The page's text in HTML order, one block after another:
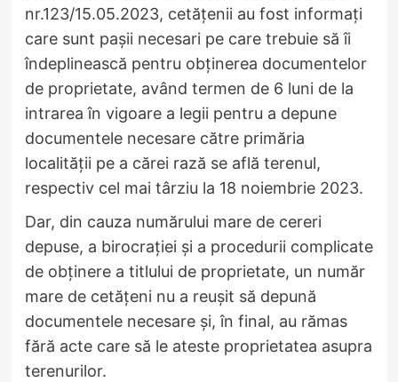
nr.123/15.05.2023, cetățenii au fost informați
care sunt pașii necesari pe care trebuie să îi
îndeplinească pentru obținerea documentelor
de proprietate, având termen de 6 luni de la
intrarea în vigoare a legii pentru a depune
documentele necesare către primăria
localității pe a cărei rază se află terenul,
respectiv cel mai târziu la 18 noiembrie 2023.
Dar, din cauza numărului mare de cereri
depuse, a birocrației și a procedurii complicate
de obținere a titlului de proprietate, un număr
mare de cetățeni nu a reușit să depună
documentele necesare și, în final, au rămas
fără acte care să le ateste proprietatea asupra
terenurilor.